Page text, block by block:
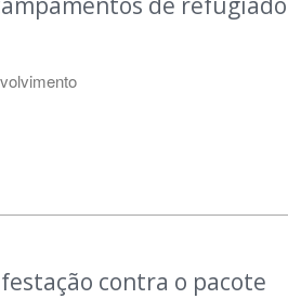
contra o pacote